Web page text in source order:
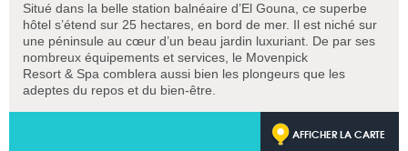
Situé dans la belle station balnéaire d’El Gouna, ce superbe
hôtel s’étend sur 25 hectares, en bord de mer. Il est niché sur
une péninsule au cœur d’un beau jardin luxuriant. De par ses
nombreux équipements et services, le Movenpick
Resort & Spa comblera aussi bien les plongeurs que les
adeptes du repos et du bien-être.
AFFICHER LA CARTE